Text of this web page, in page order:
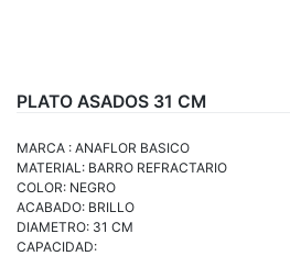
PLATO ASADOS 31 CM
MARCA : ANAFLOR BASICO
MATERIAL: BARRO REFRACTARIO
COLOR: NEGRO
ACABADO: BRILLO
DIAMETRO: 31 CM
CAPACIDAD: